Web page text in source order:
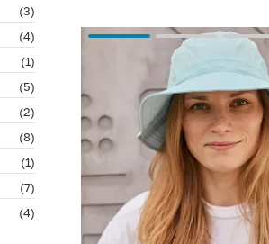
(3)
(4)
(1)
(5)
(2)
(8)
(1)
(7)
(4)